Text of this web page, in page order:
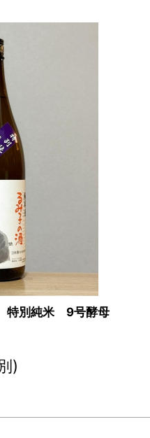
特別純米 9号酵母
)